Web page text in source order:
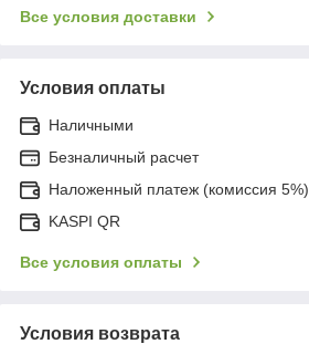
Все условия доставки
Условия оплаты
Наличными
Безналичный расчет
Наложенный платеж (комиссия 5%)
KASPI QR
Все условия оплаты
Условия возврата